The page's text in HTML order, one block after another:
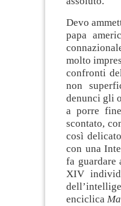
Devo
papa
molto
confronti
non
denunci gli
a porre
scontato,
così
con una
fa guardare
XIV
enciclica